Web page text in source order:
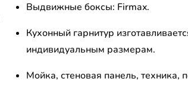
Выдвижные боксы: Firmax.
Кухонный гарнитур
индивидуальным размерам.
Мойка, стеновая панель, техника,